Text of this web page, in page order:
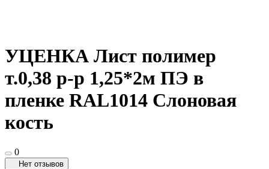
УЦЕНКА Лист полимер
т.0,38 р-р 1,25*2м ПЭ в
пленке RAL1014 Слоновая
кость
0
Нет отзывов